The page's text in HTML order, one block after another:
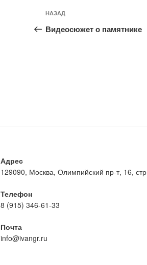
Навигация
по
Предыдущая
запись:
НАЗАД
Видеосюжет о памятнике
Адрес
129090, Москва, Олимпийский пр-т, 16,
Телефон
8 (915) 346-61-33
Почта
info@ivangr.ru